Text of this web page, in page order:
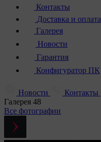
Контакты
Доставка и оплата
Галерея
Новости
Гарантия
Конфигуратор ПК
Новости Контакты
Галерея 48
Все фотографии